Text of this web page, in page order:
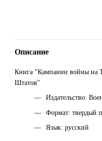
Описание
Книга "Кампании войны на
Штатов"
Издательство:
Формат: твердый
Язык: русский